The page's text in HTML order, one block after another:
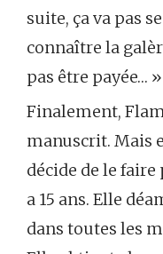
suite, ça va pas
connaître la
pas être payée…
Finalement,
manuscrit. Mais
décide de le
a 15 ans. Elle
dans toutes les